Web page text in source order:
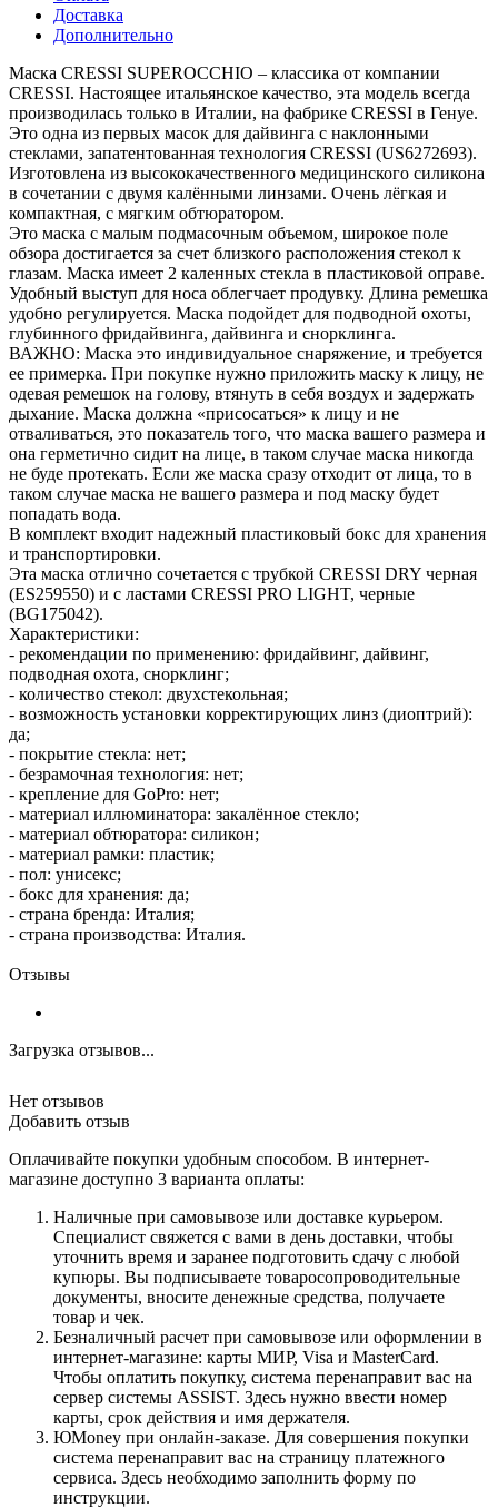
Доставка
Дополнительно
Маска CRESSI SUPEROCCHIO – классика от компании
CRESSI. Настоящее итальянское качество, эта модель всегда
производилась только в Италии, на фабрике CRESSI в Генуе.
Это одна из первых масок для дайвинга с наклонными
стеклами, запатентованная технология CRESSI (US6272693).
Изготовлена из высококачественного медицинского силикона
в сочетании с двумя калёнными линзами. Очень лёгкая и
компактная, с мягким обтюратором.
Это маска с малым подмасочным объемом, широкое поле
обзора достигается за счет близкого расположения стекол к
глазам. Маска имеет 2 каленных стекла в пластиковой оправе.
Удобный выступ для носа облегчает продувку. Длина ремешка
удобно регулируется. Маска подойдет для подводной охоты,
глубинного фридайвинга, дайвинга и снорклинга.
ВАЖНО: Маска это индивидуальное снаряжение, и требуется
ее примерка. При покупке нужно приложить маску к лицу, не
одевая ремешок на голову, втянуть в себя воздух и задержать
дыхание. Маска должна «присосаться» к лицу и не
отваливаться, это показатель того, что маска вашего размера и
она герметично сидит на лице, в таком случае маска никогда
не буде протекать. Если же маска сразу отходит от лица, то в
таком случае маска не вашего размера и под маску будет
попадать вода.
В комплект входит надежный пластиковый бокс для хранения
и транспортировки.
Эта маска отлично сочетается с трубкой CRESSI DRY черная
(ES259550) и с ластами CRESSI PRO LIGHT, черные
(BG175042).
Характеристики:
- рекомендации по применению: фридайвинг, дайвинг,
подводная охота, снорклинг;
- количество стекол: двухстекольная;
- возможность установки корректирующих линз (диоптрий):
да;
- покрытие стекла: нет;
- безрамочная технология: нет;
- крепление для GoPro: нет;
- материал иллюминатора: закалённое стекло;
- материал обтюратора: силикон;
- материал рамки: пластик;
- пол: унисекс;
- бокс для хранения: да;
- страна бренда: Италия;
- страна производства: Италия.
Отзывы
Загрузка отзывов...
Нет отзывов
Добавить отзыв
Оплачивайте покупки удобным способом. В интернет-
магазине доступно 3 варианта оплаты:
Наличные при самовывозе или доставке курьером.
Специалист свяжется с вами в день доставки, чтобы
уточнить время и заранее подготовить сдачу с любой
купюры. Вы подписываете товаросопроводительные
документы, вносите денежные средства, получаете
товар и чек.
Безналичный расчет при самовывозе или оформлении в
интернет-магазине: карты МИР, Visa и MasterCard.
Чтобы оплатить покупку, система перенаправит вас на
сервер системы ASSIST. Здесь нужно ввести номер
карты, срок действия и имя держателя.
ЮMoney при онлайн-заказе. Для совершения покупки
система перенаправит вас на страницу платежного
сервиса. Здесь необходимо заполнить форму по
инструкции.